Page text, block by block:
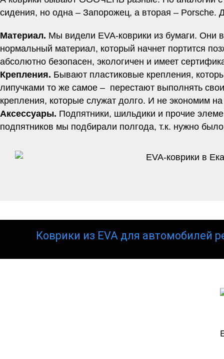
сидения, но одна – Запорожец, а вторая – Porsche.
Материал. Мы видели EVA-коврики из бумаги. Они
нормальный материал, который начнет портится
абсолютно безопасен, экологичен и имеет
Крепления. Бывают пластиковые крепления,
липучками то же самое – перестают выполнять
крепления, которые служат долго. И не экономим на
Аксессуары. Подпятники, шильдики и прочие
подпятников мы подбирали полгода, т.к. нужно
Коврики из EVA для автомобилей